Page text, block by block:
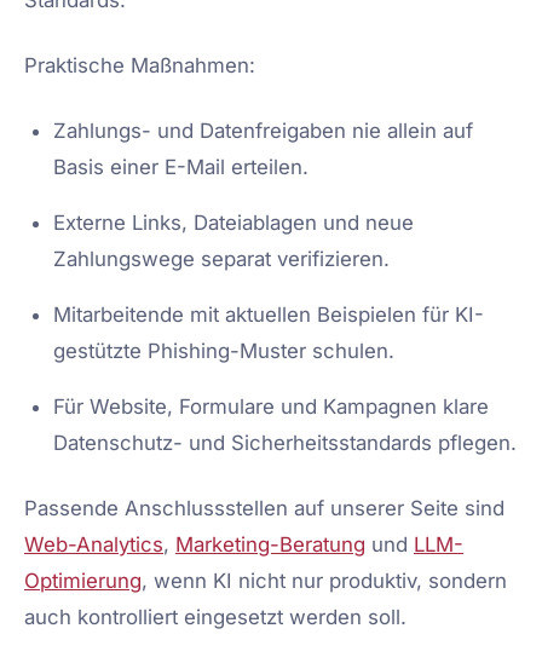
Praktische Maßnahmen:
Zahlungs- und Datenfreigaben nie allein auf
Basis einer E-Mail erteilen.
Externe Links, Dateiablagen und neue
Zahlungswege separat verifizieren.
Mitarbeitende mit aktuellen Beispielen für KI-
gestützte Phishing-Muster schulen.
Für Website, Formulare und Kampagnen klare
Datenschutz- und Sicherheitsstandards pflegen.
Passende Anschlussstellen auf unserer Seite sind
Web-Analytics, Marketing-Beratung und LLM-
Optimierung, wenn KI nicht nur produktiv, sondern
auch kontrolliert eingesetzt werden soll.